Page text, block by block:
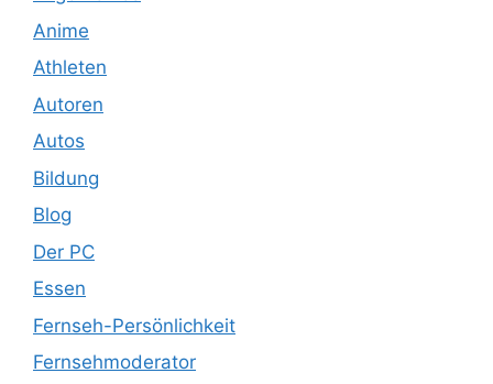
Anime
Athleten
Autoren
Autos
Bildung
Blog
Der PC
Essen
Fernseh-Persönlichkeit
Fernsehmoderator